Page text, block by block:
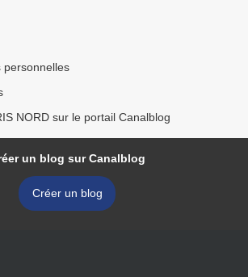
personnelles
NORD sur le portail Canalblog
un blog sur Canalblog
Créer un blog